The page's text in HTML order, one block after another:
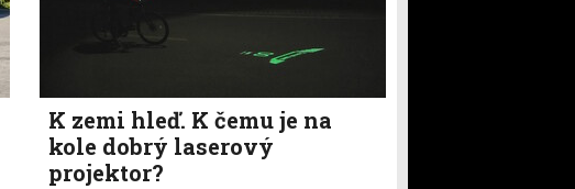
K zemi hleď. K čemu je na
kole dobrý laserový
projektor?